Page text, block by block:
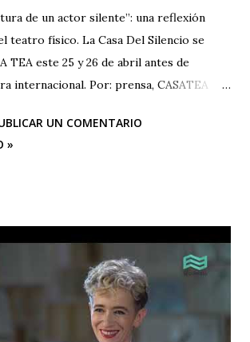
de un actor silente”: una reflexión
teatro físico. La Casa Del Silencio se
TEA este 25 y 26 de abril antes de
internacional. Por: prensa, CASATEA
últimas funciones este 25 y 26 de abril de
del Silencio se embarcará en una gira
los que la presencien." La Casa del
nuevamente en una gira
su importante trabajo de teatro
y seminarios a escenarios de Portugal
Silencio tiene una presencia significativa
UN COMENTARIO
»